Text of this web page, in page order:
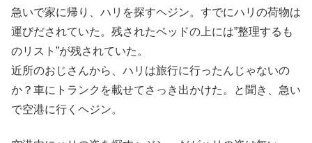
急いで家に帰り、ハリを探すヘジン。すでにハリの荷物は
運びだされていた。残されたベッドの上には”整理するも
のリスト”が残されていた。
近所のおじさんから、ハリは旅行に行ったんじゃないの
か？車にトランクを載せてさっき出かけた。と聞き、急い
で空港に行くヘジン。